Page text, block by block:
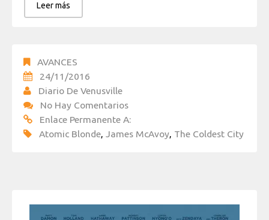
Leer más
AVANCES
24/11/2016
Diario De Venusville
No Hay Comentarios
Enlace Permanente A:
Atomic Blonde, James McAvoy, The Coldest City